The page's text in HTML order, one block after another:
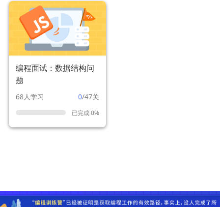
编程面试：数据结构问
题
68人学习 0/47关
已完成 0%